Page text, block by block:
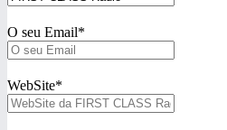
O seu Email*
WebSite*